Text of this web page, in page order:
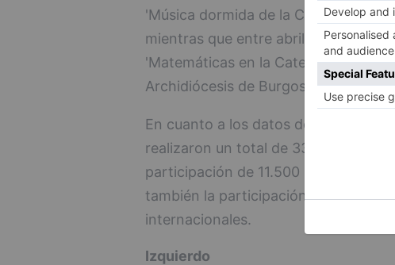
'Música dormida de la Catedral', una
mientras que entre abril y enero de
'Matemáticas en la Catedral',
Archidiócesis de Burgos y la obra
En cuanto a los datos del año 2024,
realizaron un total de 33 eventos
participación de 11.500 personas y
también la participación de 8
internacionales.
Izquierdo